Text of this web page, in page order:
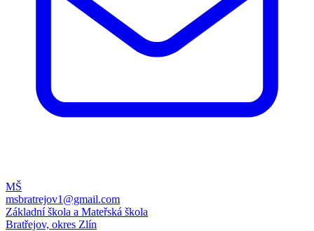
MŠ
msbratrejov1@gmail.com
Základní škola a Mateřská škola
Bratřejov, okres Zlín